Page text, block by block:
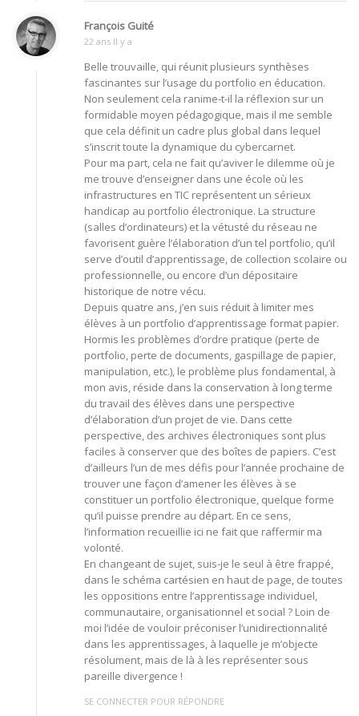
François Guité
22 ans Il y a
Belle trouvaille, qui réunit plusieurs synthèses
fascinantes sur l’usage du portfolio en éducation.
Non seulement cela ranime-t-il la réflexion sur un
formidable moyen pédagogique, mais il me semble
que cela définit un cadre plus global dans lequel
s’inscrit toute la dynamique du cybercarnet.
Pour ma part, cela ne fait qu’aviver le dilemme où je
me trouve d’enseigner dans une école où les
infrastructures en TIC représentent un sérieux
handicap au portfolio électronique. La structure
(salles d’ordinateurs) et la vétusté du réseau ne
favorisent guère l’élaboration d’un tel portfolio, qu’il
serve d’outil d’apprentissage, de collection scolaire ou
professionnelle, ou encore d’un dépositaire
historique de notre vécu.
Depuis quatre ans, j’en suis réduit à limiter mes
élèves à un portfolio d’apprentissage format papier.
Hormis les problèmes d’ordre pratique (perte de
portfolio, perte de documents, gaspillage de papier,
manipulation, etc.), le problème plus fondamental, à
mon avis, réside dans la conservation à long terme
du travail des élèves dans une perspective
d’élaboration d’un projet de vie. Dans cette
perspective, des archives électroniques sont plus
faciles à conserver que des boîtes de papiers. C’est
d’ailleurs l’un de mes défis pour l’année prochaine de
trouver une façon d’amener les élèves à se
constituer un portfolio électronique, quelque forme
qu’il puisse prendre au départ. En ce sens,
l’information recueillie ici ne fait que raffermir ma
volonté.
En changeant de sujet, suis-je le seul à être frappé,
dans le schéma cartésien en haut de page, de toutes
les oppositions entre l’apprentissage individuel,
communautaire, organisationnel et social ? Loin de
moi l’idée de vouloir préconiser l’unidirectionnalité
dans les apprentissages, à laquelle je m’objecte
résolument, mais de là à les représenter sous
pareille divergence !
SE CONNECTER POUR RÉPONDRE